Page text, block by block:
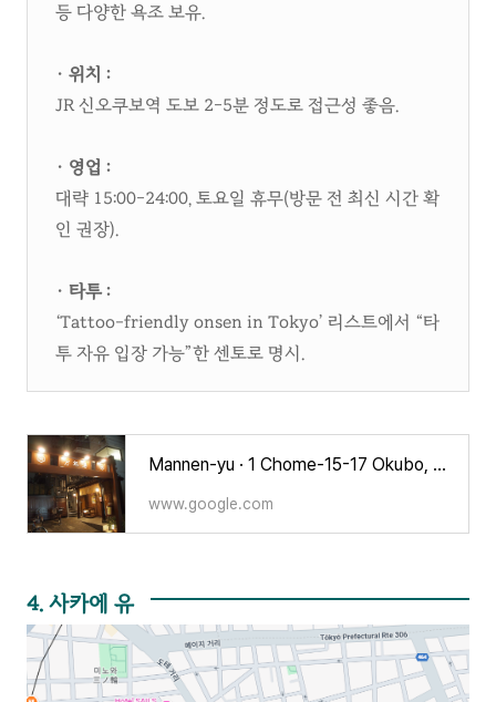
등 다양한 욕조 보유.
· 위치 :
JR 신오쿠보역 도보 2–5분 정도로 접근성 좋음.​
· 영업 :
대략 15:00–24:00, 토요일 휴무(방문 전 최신 시간 확
인 권장).​
· 타투 :
‘Tattoo-friendly onsen in Tokyo’ 리스트에서 “타
투 자유 입장 가능”한 센토로 명시.
Mannen-yu · 1 Chome-15-17 Okubo, Shinjuku City, Tokyo 169-0072 일본
www.google.com
4. 사카에 유